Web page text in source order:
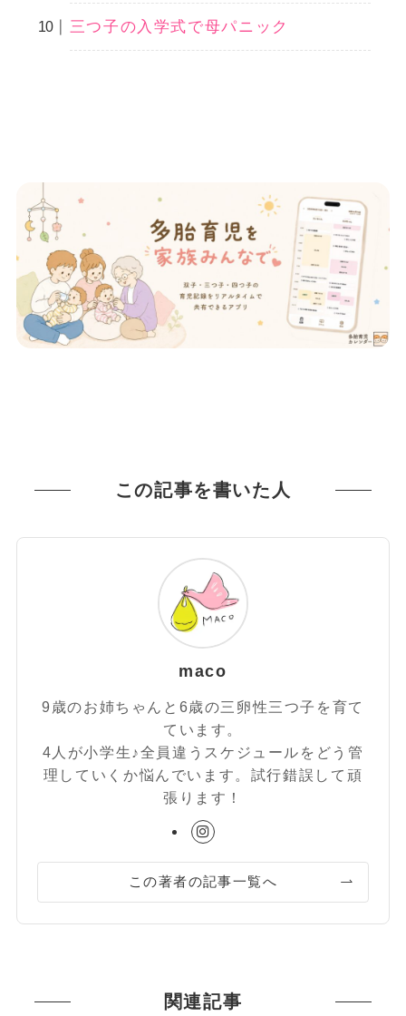
三つ子の入学式で母パニック
この記事を書いた人
maco
9歳のお姉ちゃんと6歳の三卵性三つ子を育て
ています。
4人が小学生♪全員違うスケジュールをどう管
理していくか悩んでいます。試行錯誤して頑
張ります！
この著者の記事一覧へ
関連記事